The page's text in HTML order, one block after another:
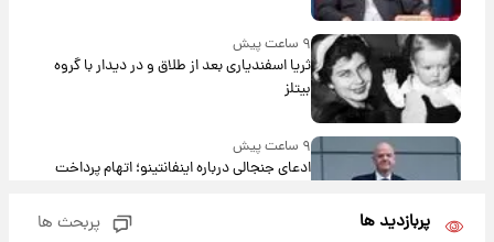
۹ ساعت پیش
ثریا اسفندیاری بعد از طلاق و در دیدار با گروه
بیتلز
۹ ساعت پیش
ادعای جنجالی درباره اینفانتینو؛ اتهام پرداخت
پربازدید ها پربحث ها